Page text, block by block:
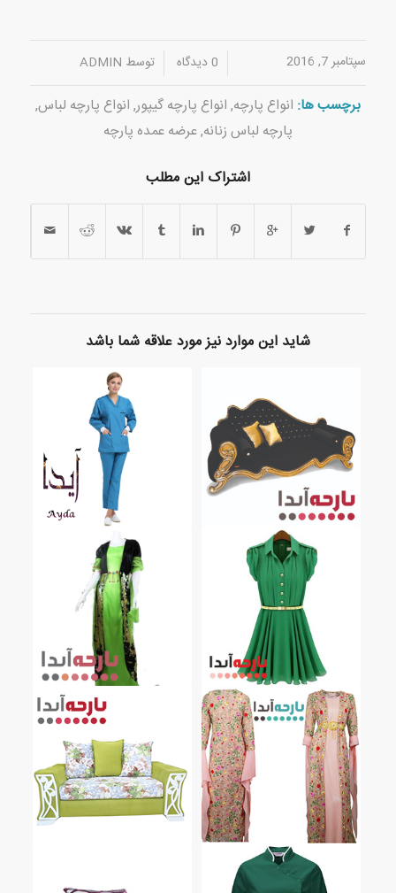
سپتامبر 7, 2016 / 0 دیدگاه/ توسط ADMIN
برچسب ها: انواع پارچه, انواع پارچه گیپور, انواع پارچه لباس,
پارچه لباس زنانه,عرضه عمده پارچه
اشتراک این مطلب
شاید این موارد نیز مورد علاقه شما باشد